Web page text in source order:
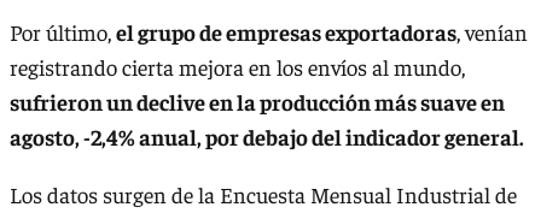
Por último,el grupo de empresas exportadoras, venían
registrando cierta mejora en los envíos al mundo,
sufrieron un declive en la producción más suave en
agosto, -2,4% anual, por debajo del indicador general.
Los datos surgen de la Encuesta Mensual Industrial de